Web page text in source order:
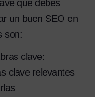
que debes
un buen SEO en
son:
clave:
clave relevantes